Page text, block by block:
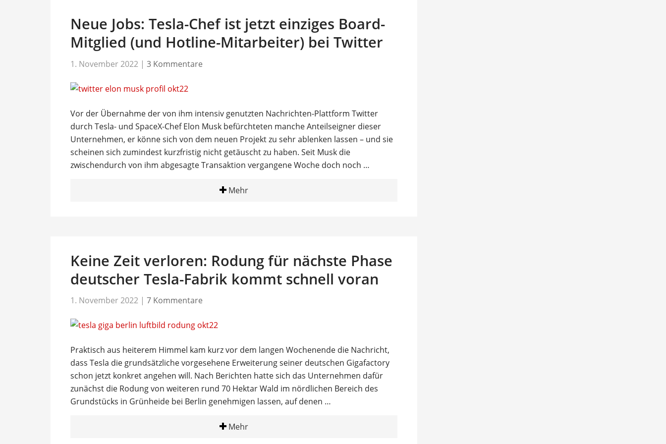
Neue Jobs: Tesla-Chef ist jetzt einziges Board-
Mitglied (und Hotline-Mitarbeiter) bei Twitter
1. November 2022 | 3 Kommentare
Vor der Übernahme der von ihm intensiv genutzten Nachrichten-Plattform Twitter
durch Tesla- und SpaceX-Chef Elon Musk befürchteten manche Anteilseigner dieser
Unternehmen, er könne sich von dem neuen Projekt zu sehr ablenken lassen – und sie
scheinen sich zumindest kurzfristig nicht getäuscht zu haben. Seit Musk die
zwischendurch von ihm abgesagte Transaktion vergangene Woche doch noch …
Mehr
Keine Zeit verloren: Rodung für nächste Phase
deutscher Tesla-Fabrik kommt schnell voran
1. November 2022 | 7 Kommentare
Praktisch aus heiterem Himmel kam kurz vor dem langen Wochenende die Nachricht,
dass Tesla die grundsätzliche vorgesehene Erweiterung seiner deutschen Gigafactory
schon jetzt konkret angehen will. Nach Berichten hatte sich das Unternehmen dafür
zunächst die Rodung von weiteren rund 70 Hektar Wald im nördlichen Bereich des
Grundstücks in Grünheide bei Berlin genehmigen lassen, auf denen …
Mehr